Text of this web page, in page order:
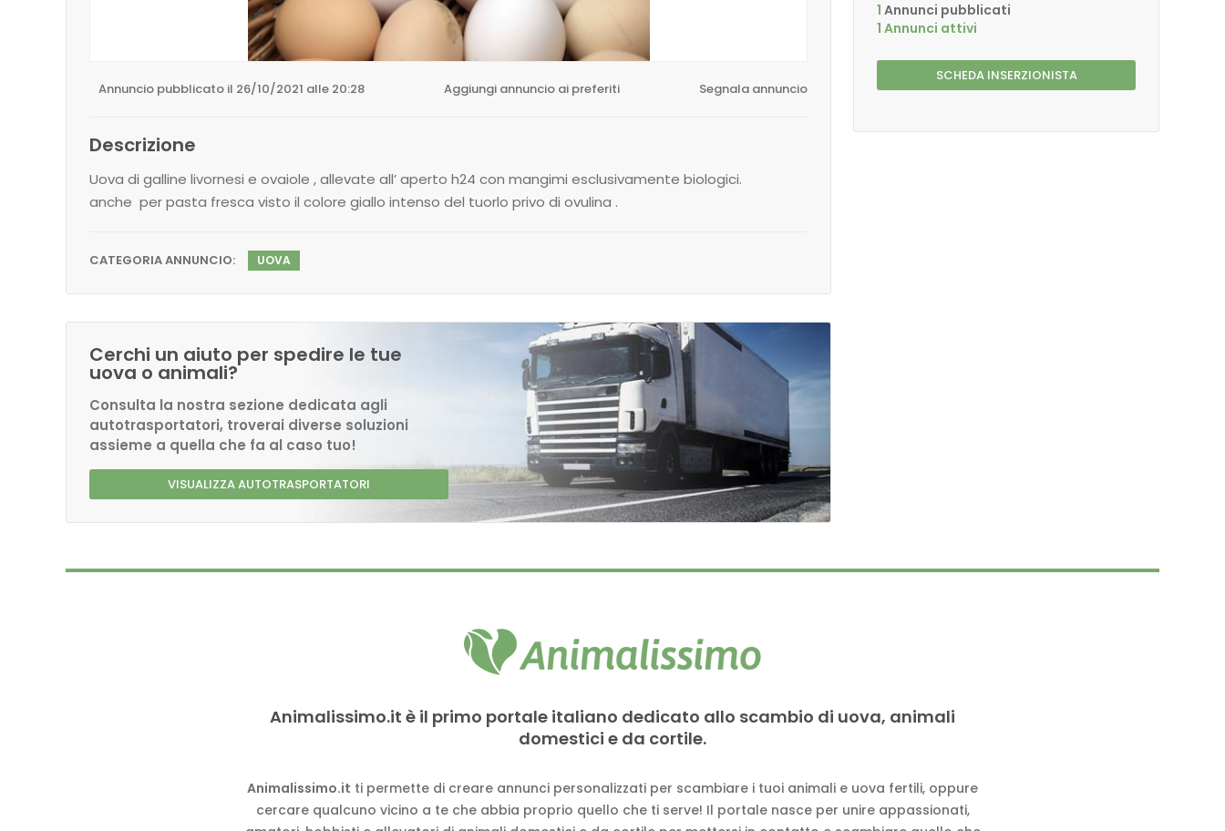
Annuncio pubblicato il 26/10/2021 alle 20:28 Aggiungi annuncio ai preferiti Segnala annuncio
Descrizione
Uova di galline livornesi e ovaiole , allevate all’ aperto h24 con mangimi esclusivamente biologici.
anche per pasta fresca visto il colore giallo intenso del tuorlo privo di ovulina .
CATEGORIA ANNUNCIO: UOVA
Cerchi un aiuto per spedire le tue
uova o animali?
Consulta la nostra sezione dedicata agli
autotrasportatori, troverai diverse soluzioni
assieme a quella che fa al caso tuo!
VISUALIZZA AUTOTRASPORTATORI
1 Annunci pubblicati
1 Annunci attivi
SCHEDA INSERZIONISTA
Animalissimo.it è il primo portale italiano dedicato allo scambio di uova, animali
domestici e da cortile.
Animalissimo.it ti permette di creare annunci personalizzati per scambiare i tuoi animali e uova fertili, oppure
cercare qualcuno vicino a te che abbia proprio quello che ti serve! Il portale nasce per unire appassionati,